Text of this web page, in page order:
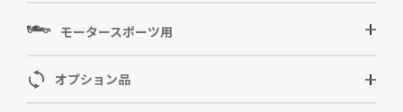
モータースポーツ用
オプション品